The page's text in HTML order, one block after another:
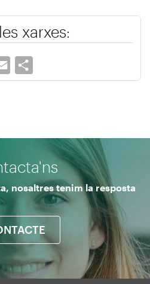
xarxes:
Email
nosaltres tenim la resposta